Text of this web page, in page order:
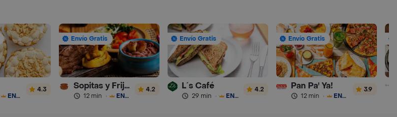
ENVÍO GRATIS
4.3
Envío Gratis
Sopitas y Frijoladas
12 min · ENVÍO GRATIS
4.2
Envío Gratis
L´s Café
29 min · ENVÍO GRATIS
4.2
Envío Gratis
Pan Pa' Ya!
12 min · ENVÍO GRATIS
3.9